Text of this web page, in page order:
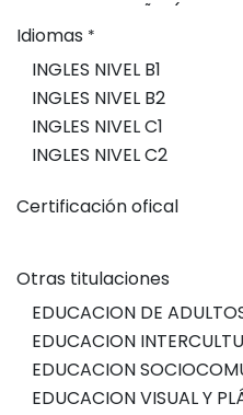
Idiomas *
Certificación ofical
Otras titulaciones